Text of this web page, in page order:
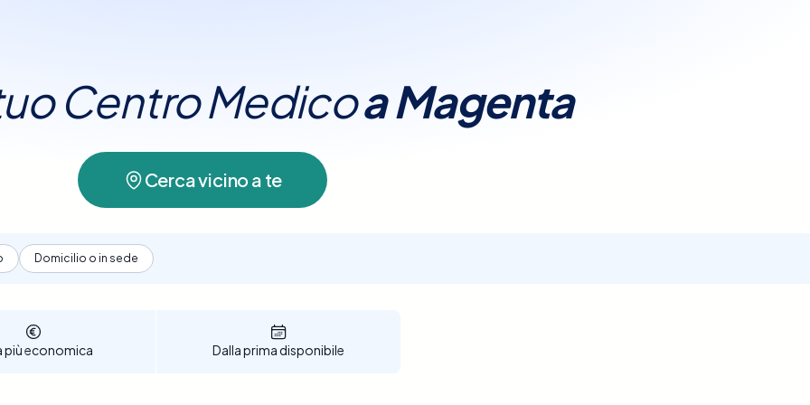
Centro MedicoaMagenta
Cerca vicino a te
Domicilio o in sede
più economica Dalla prima disponibile